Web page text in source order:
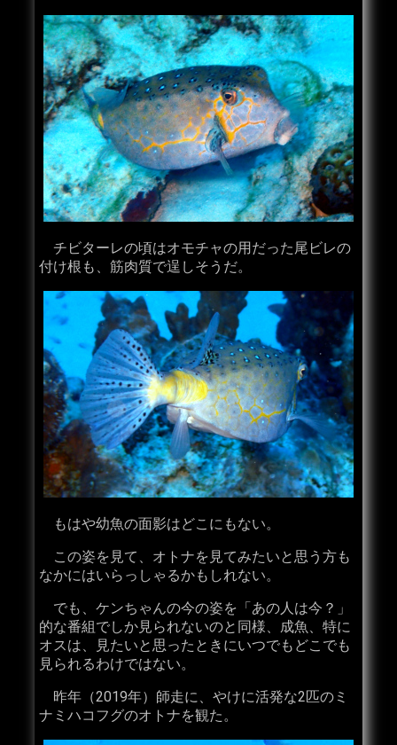
チビターレの頃はオモチャの用だった尾ビレの
付け根も、筋肉質で逞しそうだ。
もはや幼魚の面影はどこにもない。
この姿を見て、オトナを見てみたいと思う方も
なかにはいらっしゃるかもしれない。
でも、ケンちゃんの今の姿を「あの人は今？」
的な番組でしか見られないのと同様、成魚、特に
オスは、見たいと思ったときにいつでもどこでも
見られるわけではない。
昨年（2019年）師走に、やけに活発な2匹のミ
ナミハコフグのオトナを観た。